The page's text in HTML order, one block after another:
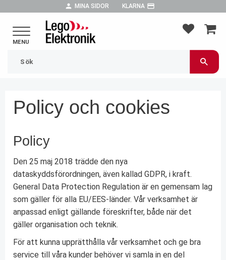
person MINA SIDOR KLARNA payment
Policy och cookies
Policy
Den 25 maj 2018 trädde den nya
dataskyddsförordningen, även kallad GDPR, i kraft.
General Data Protection Regulation är en gemensam lag
som gäller för alla EU/EES-länder. Vår verksamhet är
anpassad enligt gällande föreskrifter, både när det
gäller organisation och teknik.
För att kunna upprätthålla vår verksamhet och ge bra
service till våra kunder behöver vi samla in en del